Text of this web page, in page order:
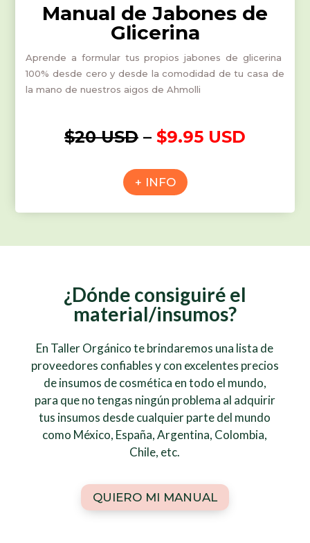
Manual de Jabones de
Glicerina
Aprende a formular tus propios jabones de glicerina
100% desde cero y desde la comodidad de tu casa de
la mano de nuestros aigos de Ahmolli
$20 USD – $9.95 USD
+ INFO
¿Dónde consiguiré el
material/insumos?
En Taller Orgánico te brindaremos una lista de
proveedores confiables y con excelentes precios
de insumos de cosmética en todo el mundo,
para que no tengas ningún problema al adquirir
tus insumos desde cualquier parte del mundo
como México, España, Argentina, Colombia,
Chile, etc.
QUIERO MI MANUAL